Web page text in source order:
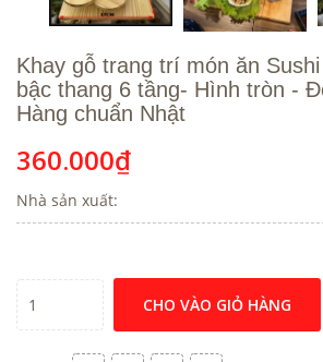
Khay gỗ trang trí món ăn
bậc thang 6 tầng- Hình tròn -
Hàng chuẩn Nhật
360.000₫
Nhà sản xuất:
CHO VÀO GIỎ HÀNG